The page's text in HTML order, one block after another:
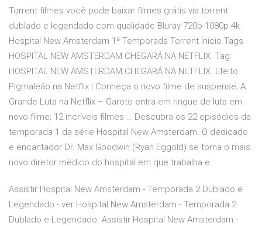
Torrent filmes você pode baixar filmes grátis via torrent
dublado e legendado com qualidade Bluray 720p 1080p 4k
Hospital New Amsterdam 1ª Temporada Torrent Início Tags
HOSPITAL NEW AMSTERDAM CHEGARÁ NA NETFLIX. Tag:
HOSPITAL NEW AMSTERDAM CHEGARÁ NA NETFLIX. Efeito
Pigmaleão na Netflix | Conheça o novo filme de suspense; A
Grande Luta na Netflix – Garoto entra em ringue de luta em
novo filme; 12 incríveis filmes … Descubra os 22 episódios da
temporada 1 da série Hospital New Amsterdam. O dedicado
e encantador Dr. Max Goodwin (Ryan Eggold) se torna o mais
novo diretor médico do hospital em que trabalha e
Assistir Hospital New Amsterdam - Temporada 2 Dublado e
Legendado - ver Hospital New Amsterdam - Temporada 2
Dublado e Legendado. Assistir Hospital New Amsterdam -